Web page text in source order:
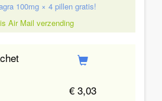
100mg × 4 pillen gratis!
Air Mail verzending
€ 3,03